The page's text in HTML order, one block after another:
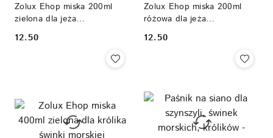
Zolux Ehop miska 200ml
zielona dla jeża
pigmejskiego szczura
Cena:
12.50
Zolux Ehop miska 200ml
różowa dla jeża
pigmejskiego szczura
Cena:
12.50